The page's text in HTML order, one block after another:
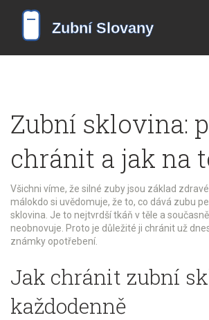
Zubní sklovina:
chránit a jak na
Všichni víme, že silné zuby jsou základ
málokdo si uvědomuje, že to, co dává zubu
sklovina. Je to nejtvrdší tkáň v těle a
neobnovuje. Proto je důležité ji chránit už
známky opotřebení.
Jak chránit zubní
každodenně